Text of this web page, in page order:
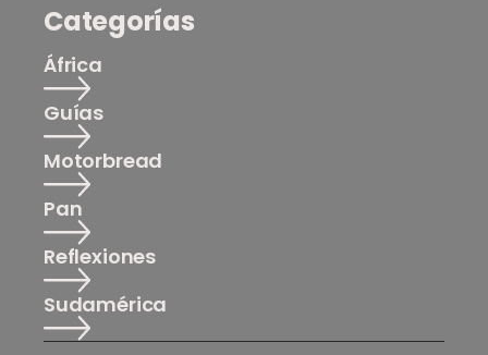
Categorías
África
Guías
Motorbread
Pan
Reflexiones
Sudamérica